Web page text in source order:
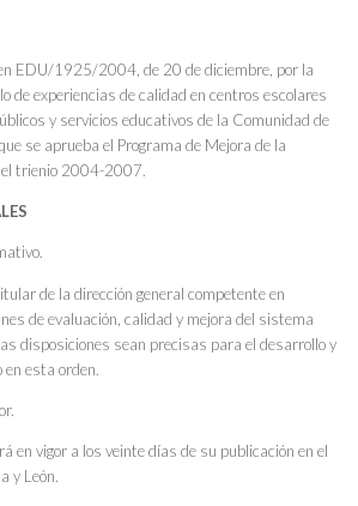
EDU/1925/2004, de 20 de diciembre, por la
de experiencias de calidad en centros escolares
y servicios educativos de la Comunidad de
se aprueba el Programa de Mejora de la
trienio 2004-2007.
de la dirección general competente en
de evaluación, calidad y mejora del sistema
disposiciones sean precisas para el desarrollo y
en esta orden.
en vigor a los veinte días de su publicación en el
y León.